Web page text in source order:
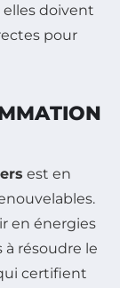
elles doivent
pour
est en
en énergies
à résoudre le
certifient